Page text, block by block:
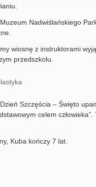
Nadwiślańskiego
wiosnę z instruktorami
przedszkolu.
Szczęścia – Święto
celem
Kuba kończy 7 lat.